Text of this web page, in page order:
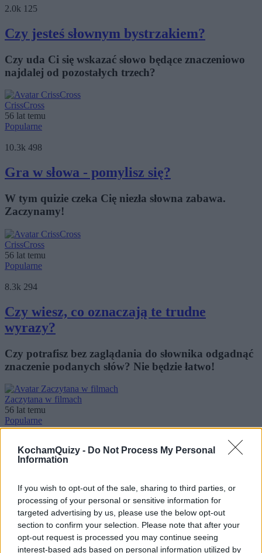
KochamQuizy - Do Not Process My Personal
Information
If you wish to opt-out of the sale, sharing to third parties, or
processing of your personal or sensitive information for
targeted advertising by us, please use the below opt-out
section to confirm your selection. Please note that after your
opt-out request is processed you may continue seeing
interest-based ads based on personal information utilized by
2.0k 125
Czy jesteś słownym bystrzakiem?
Czy uda Ci się wskazać słowo będące znaczeniowo
najdalej od pozostałych trzech?
CrissCross
56 lat temu
Popularne
10.3k 498
Gra w słowa - pomylisz się?
W tym quizie czeka Cię niezła słowna zabawa.
Zaczynamy!
CrissCross
56 lat temu
Popularne
8.3k 294
Czy wiesz, co oznaczają te trudne
wyrazy?
Czy potrafisz bez zaglądania do słownika odgadnąć
znaczenie podanych słów? Nie będzie łatwo!
Zaczytana w filmach
56 lat temu
Popularne
Quiz z twistem - pytania zamiast
odpowiedzi!
To quiz trochę inny niż wszystkie. Wymaga od
Ciebie uruchomienia wyobraźni i kreatywności,
zaró...